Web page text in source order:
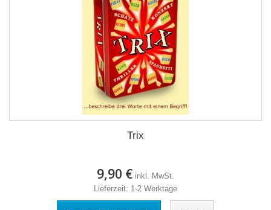
Trix
9,90 € inkl. MwSt.
Lieferzeit: 1-2 Werktage